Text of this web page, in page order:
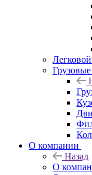
Грузовые
О компании
Назад
О